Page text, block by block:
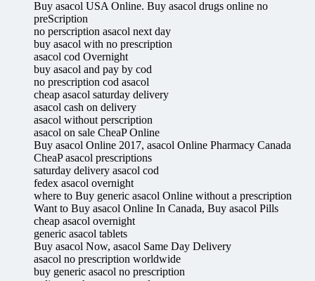
Buy asacol USA Online. Buy asacol drugs online no
preScription
no perscription asacol next day
buy asacol with no prescription
asacol cod Overnight
buy asacol and pay by cod
no prescription cod asacol
cheap asacol saturday delivery
asacol cash on delivery
asacol without perscription
asacol on sale CheaP Online
Buy asacol Online 2017, asacol Online Pharmacy Canada
CheaP asacol prescriptions
saturday delivery asacol cod
fedex asacol overnight
where to Buy generic asacol Online without a prescription
Want to Buy asacol Online In Canada, Buy asacol Pills
cheap asacol overnight
generic asacol tablets
Buy asacol Now, asacol Same Day Delivery
asacol no prescription worldwide
buy generic asacol no prescription